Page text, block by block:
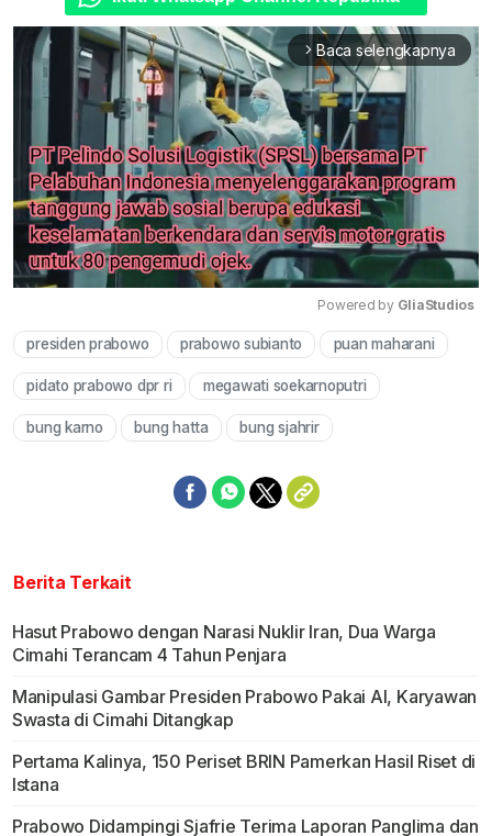
arrow_forward_ios Baca selengkapnya
Mute
Powered by GliaStudios
presiden prabowo prabowo subianto puan maharani
pidato prabowo dpr ri megawati soekarnoputri
bung karno bung hatta bung sjahrir
Berita Terkait
Hasut Prabowo dengan Narasi Nuklir Iran, Dua Warga
Cimahi Terancam 4 Tahun Penjara
Manipulasi Gambar Presiden Prabowo Pakai AI, Karyawan
Swasta di Cimahi Ditangkap
Pertama Kalinya, 150 Periset BRIN Pamerkan Hasil Riset di
Istana
Prabowo Didampingi Sjafrie Terima Laporan Panglima dan